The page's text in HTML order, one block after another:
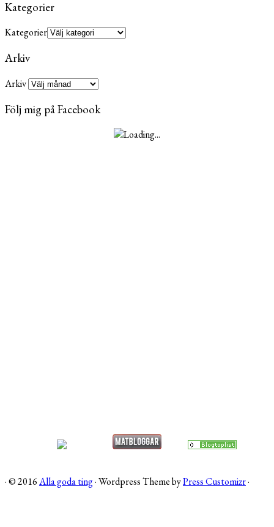
Kategorier
Kategorier
Arkiv
Arkiv
Följ mig på Facebook
·© 2016Alla goda ting·Wordpress Theme byPress Customizr·